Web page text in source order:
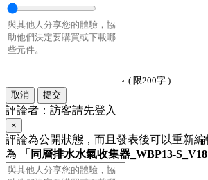
( 限200字 )
取消
提交
評論者：訪客請先登入
×
評論為公開狀態，而且發表後可以重新編
為
「同層排水水氣收集器_WBP13-S_V18